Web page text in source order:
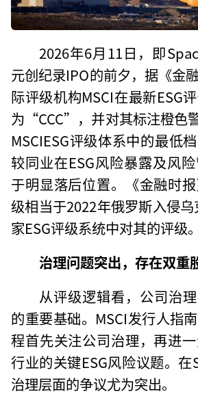
2026年6月11日，即
元创纪录IPO的前夕，据《金
际评级机构MSCI在最新ESG
为“CCC”，并对其标注橙色
MSCIESG评级体系中的最低
较同业在ESG风险暴露及风
于明显落后位置。《金融时
级相当于2022年俄罗斯入侵
家ESG评级系统中对其的评级。
治理问题突出，存在双重
从评级逻辑看，公司治
的重要基础。MSCI发行人指
程首先关注公司治理，再进
行业的关键ESG风险议题。在
治理层面的争议尤为突出。